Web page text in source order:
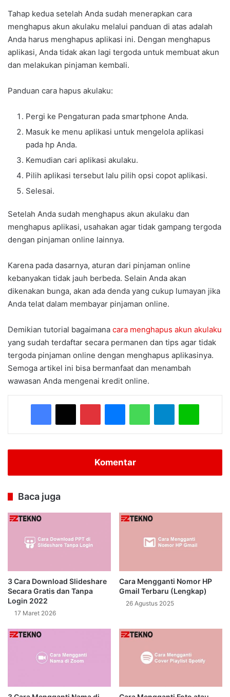
Tahap kedua setelah Anda sudah menerapkan cara
menghapus akun akulaku melalui panduan di atas adalah
Anda harus menghapus aplikasi ini. Dengan menghapus
aplikasi, Anda tidak akan lagi tergoda untuk membuat akun
dan melakukan pinjaman kembali.
Panduan cara hapus akulaku:
Pergi ke Pengaturan pada smartphone Anda.
Masuk ke menu aplikasi untuk mengelola aplikasi
pada hp Anda.
Kemudian cari aplikasi akulaku.
Pilih aplikasi tersebut lalu pilih opsi copot aplikasi.
Selesai.
Setelah Anda sudah menghapus akun akulaku dan
menghapus aplikasi, usahakan agar tidak gampang tergoda
dengan pinjaman online lainnya.
Karena pada dasarnya, aturan dari pinjaman online
kebanyakan tidak jauh berbeda. Selain Anda akan
dikenakan bunga, akan ada denda yang cukup lumayan jika
Anda telat dalam membayar pinjaman online.
Demikian tutorial bagaimana cara menghapus akun akulaku
yang sudah terdaftar secara permanen dan tips agar tidak
tergoda pinjaman online dengan menghapus aplikasinya.
Semoga artikel ini bisa bermanfaat dan menambah
wawasan Anda mengenai kredit online.
Facebook
X PinterestMessengerWhatsAppTelegramLine
Komentar
Baca juga
3 Cara Download Slideshare
Secara Gratis dan Tanpa
Login 2022
17 Maret 2026
Cara Mengganti Nomor HP
Gmail Terbaru (Lengkap)
26 Agustus 2025